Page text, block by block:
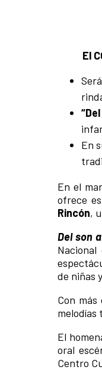
El
En
En el
ofrece
Rincón,
Del son
de niñas
Con
melodías
El
oral
Centro